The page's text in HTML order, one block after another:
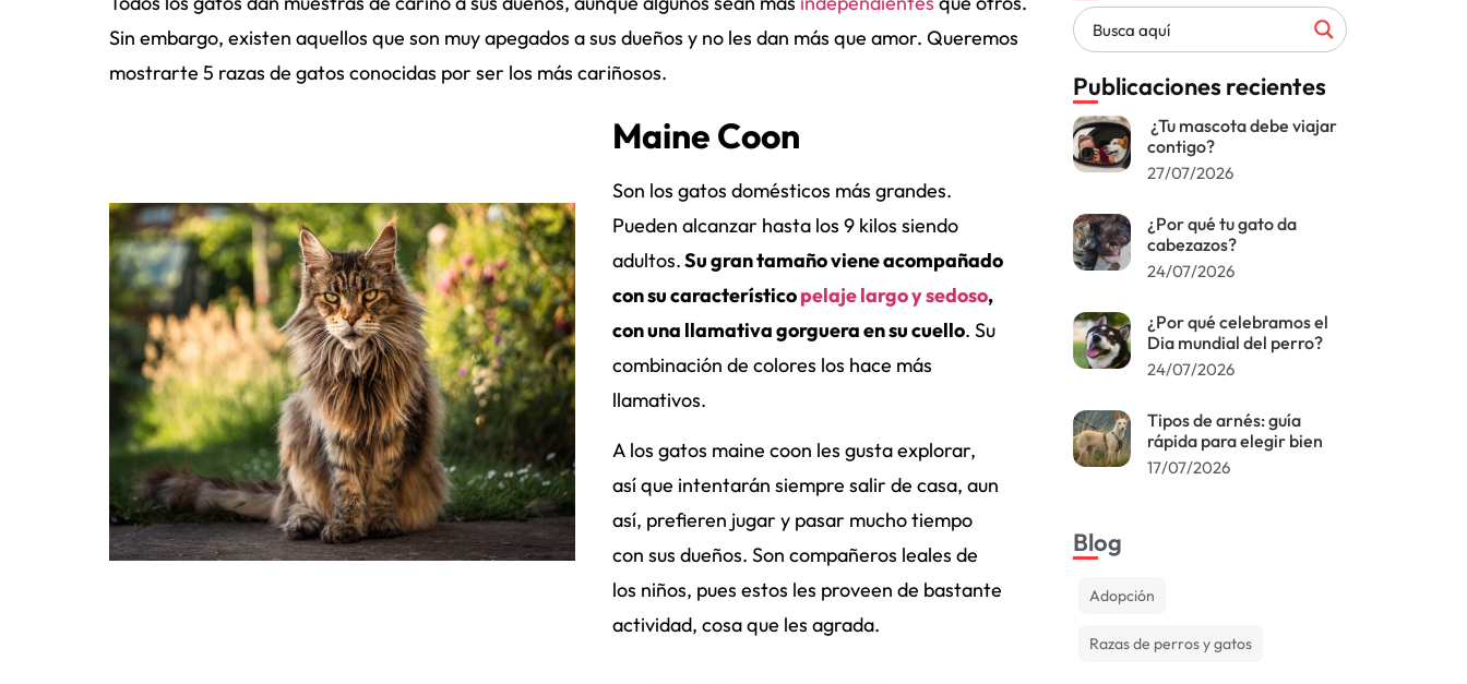
Sin embargo, existen aquellos que son muy apegados a sus dueños y no les dan más que amor. Queremos
mostrarte 5 razas de gatos conocidas por ser los más cariñosos.
Maine Coon
Son los gatos domésticos más grandes.
Pueden alcanzar hasta los 9 kilos siendo
adultos.Su gran tamaño viene acompañado
con su característicopelaje largo y sedoso,
con una llamativa gorguera en su cuello. Su
combinación de colores los hace más
llamativos.
A los gatos maine coon les gusta explorar,
así que intentarán siempre salir de casa, aun
así, prefieren jugar y pasar mucho tiempo
con sus dueños. Son compañeros leales de
los niños, pues estos les proveen de bastante
actividad, cosa que les agrada.
Publicaciones recientes
¿Tu mascota debe viajar
contigo?
27/07/2026
¿Por qué tu gato da
cabezazos?
24/07/2026
¿Por qué celebramos el
Dia mundial del perro?
24/07/2026
Tipos de arnés: guía
rápida para elegir bien
17/07/2026
Blog
Adopción
Razas de perros y gatos